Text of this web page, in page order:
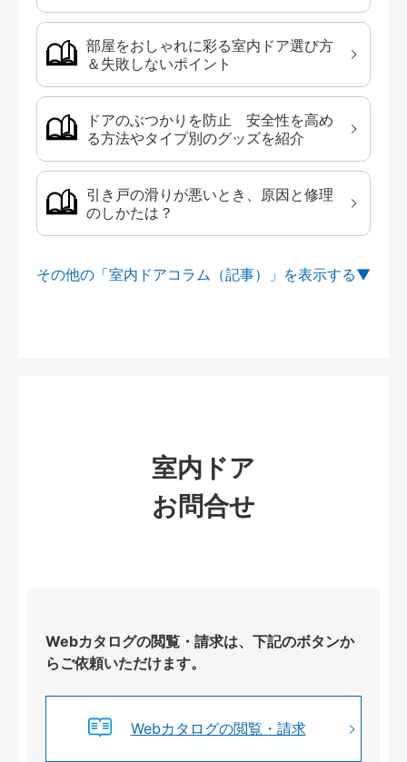
部屋をおしゃれに彩る室内ドア選び方
＆失敗しないポイント
ドアのぶつかりを防止 安全性を高め
る方法やタイプ別のグッズを紹介
引き戸の滑りが悪いとき、原因と修理
のしかたは？
その他の「室内ドアコラム（記事）」を
室内ドア
お問合せ
Webカタログの閲覧・請求は、下記のボタンか
らご依頼いただけます。
Webカタログの閲覧・請求